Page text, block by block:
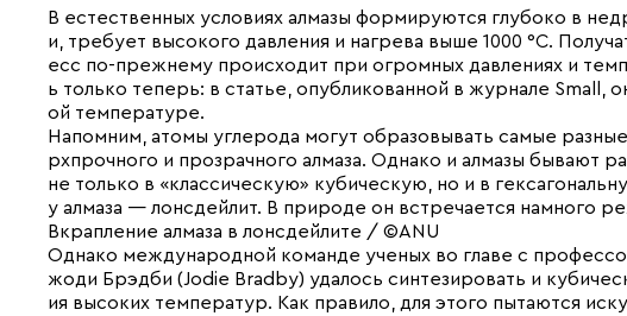
В естественных условиях алмазы формируются глубоко в
и, требует высокого давления и нагрева выше 1000 °C.
есс по-прежнему происходит при огромных давлениях и
ь только теперь: в статье, опубликованной в журнале
ой температуре.
Напомним, атомы углерода могут образовывать самые
рхпрочного и прозрачного алмаза. Однако и алмазы бывают
не только в «классическую» кубическую, но и в
у алмаза — лонсдейлит. В природе он встречается намного
Вкрапление алмаза в лонсдейлите / ©ANU
Однако международной команде ученых во главе с
жоди Брэдби (Jodie Bradby) удалось синтезировать и
ия высоких температур. Как правило, для этого пытаются